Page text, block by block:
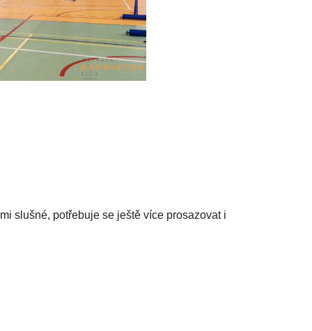
slušné, potřebuje se ještě více prosazovat i